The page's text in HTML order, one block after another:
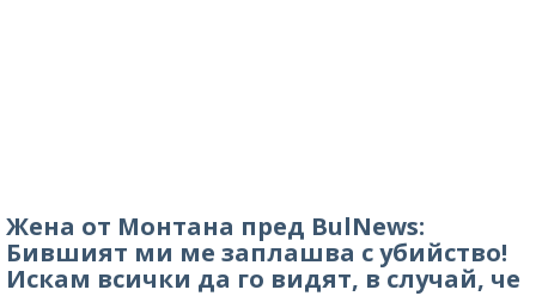
Жена от Монтана пред BulNews:
Бившият ми ме заплашва с убийство!
Искам всички да го видят, в случай, че